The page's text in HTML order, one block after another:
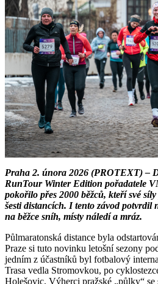
Praha 2. února 2026 (PROTEXT) –
RunTour Winter Edition pořadatele
pokořilo přes 2000 běžců, kteří své
šesti distancích. I tento závod potvrdil
na běžce sníh, místy náledí a mráz.
Půlmaratonská distance byla
Praze si tuto novinku letošní sezony
jedním z účastníků byl fotbalový
Trasa vedla Stromovkou, po
Holešovic. Výherci pražské „půlky“